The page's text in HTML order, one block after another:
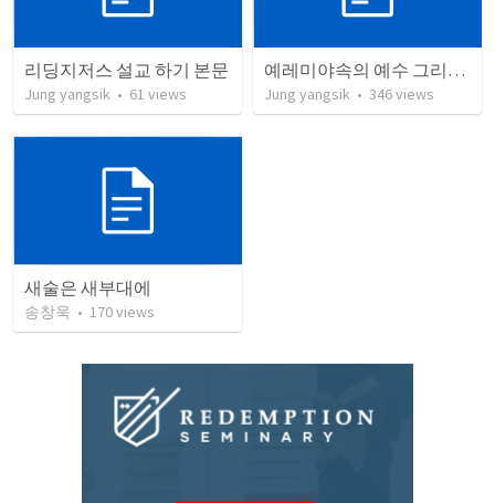
리딩지저스 설교 하기 본문
Jung yangsik • 61 views
예레미야속의 예수 그리스도
Jung yangsik • 346views
새술은 새부대에
송창욱 • 170views